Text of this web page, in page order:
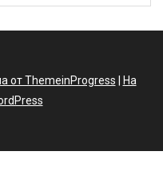
от ThemeinProgress
На